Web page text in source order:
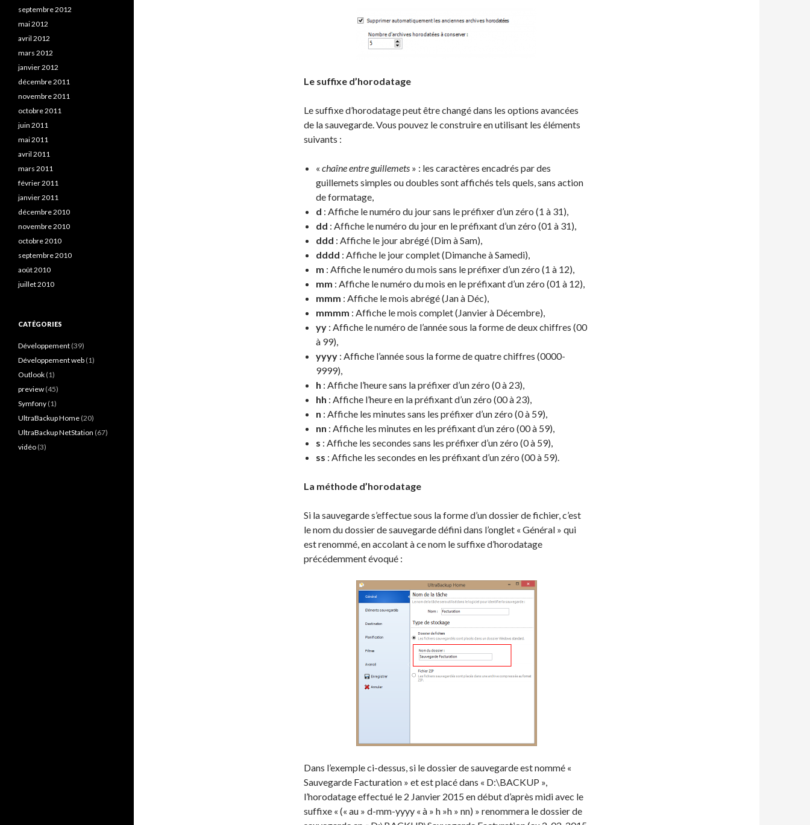
Le suffixe d’horodatage
Le suffixe d’horodatage peut être changé dans les options avancées
de la sauvegarde. Vous pouvez le construire en utilisant les éléments
suivants :
« chaîne entre guillemets » : les caractères encadrés par des
guillemets simples ou doubles sont affichés tels quels, sans action
de formatage,
d : Affiche le numéro du jour sans le préfixer d’un zéro (1 à 31),
dd : Affiche le numéro du jour en le préfixant d’un zéro (01 à 31),
ddd : Affiche le jour abrégé (Dim à Sam),
dddd : Affiche le jour complet (Dimanche à Samedi),
m : Affiche le numéro du mois sans le préfixer d’un zéro (1 à 12),
mm : Affiche le numéro du mois en le préfixant d’un zéro (01 à 12),
mmm : Affiche le mois abrégé (Jan à Déc),
mmmm : Affiche le mois complet (Janvier à Décembre),
yy : Affiche le numéro de l’année sous la forme de deux chiffres (00
à 99),
yyyy : Affiche l’année sous la forme de quatre chiffres (0000-
9999),
h : Affiche l’heure sans la préfixer d’un zéro (0 à 23),
hh : Affiche l’heure en la préfixant d’un zéro (00 à 23),
n : Affiche les minutes sans les préfixer d’un zéro (0 à 59),
nn : Affiche les minutes en les préfixant d’un zéro (00 à 59),
s : Affiche les secondes sans les préfixer d’un zéro (0 à 59),
ss : Affiche les secondes en les préfixant d’un zéro (00 à 59).
La méthode d’horodatage
Si la sauvegarde s’effectue sous la forme d’un dossier de fichier, c’est
le nom du dossier de sauvegarde défini dans l’onglet « Général » qui
est renommé, en accolant à ce nom le suffixe d’horodatage
précédemment évoqué :
Dans l’exemple ci-dessus, si le dossier de sauvegarde est nommé «
Sauvegarde Facturation » et est placé dans « D:\BACKUP »,
l’horodatage effectué le 2 Janvier 2015 en début d’après midi avec le
suffixe « (« au » d-mm-yyyy « à » h »h » nn) » renommera le dossier de
septembre 2012
mai 2012
avril 2012
mars 2012
janvier 2012
décembre 2011
novembre 2011
octobre 2011
juin 2011
mai 2011
avril 2011
mars 2011
février 2011
janvier 2011
décembre 2010
novembre 2010
octobre 2010
septembre 2010
août 2010
juillet 2010
CATÉGORIES
Développement (39)
Développement web (1)
Outlook (1)
preview (45)
Symfony (1)
UltraBackup Home (20)
UltraBackup NetStation (67)
vidéo (3)